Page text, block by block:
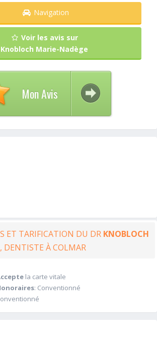
Navigation
Voir les avis sur
Knobloch Marie-Nadège
Mon Avis
ET TARIFICATION DU DR KNOBLOCH
, DENTISTE À COLMAR
la carte vitale
: Conventionné